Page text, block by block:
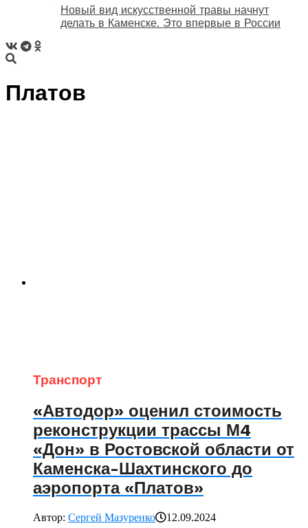
Новый вид искусственной травы начнут
делать в Каменске. Это впервые в России
Платов
Транспорт
«Автодор» оценил стоимость
реконструкции трассы М4
«Дон» в Ростовской области от
Каменска-Шахтинского до
аэропорта «Платов»
Автор: Сергей Мазуренко 12.09.2024